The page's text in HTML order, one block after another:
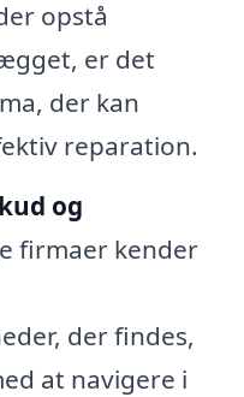
opstå
er det
der kan
reparation.
og
firmaer kender
der findes,
at navigere i